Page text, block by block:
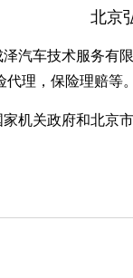
北京
车技术服务有限
理，保险理赔等。
机关政府和北京